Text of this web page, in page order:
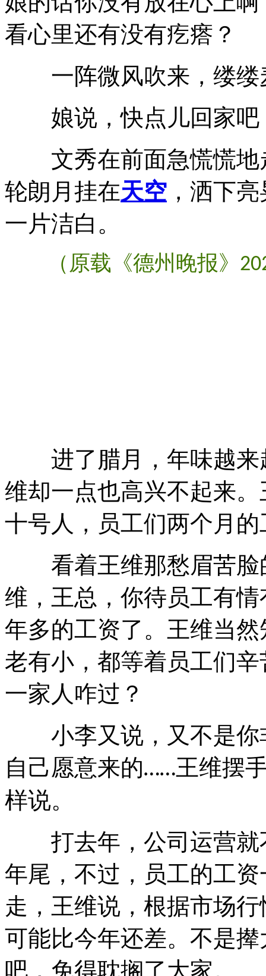
看心里还有没有疙瘩？
一阵微风吹来，缕缕
娘说，快点儿回家吧
文秀在前面急慌慌地
轮朗月挂在天空 ，洒下
一片洁白。
（原载《德州晚报》
进了腊月，年味越来
维却一点也高兴不起来
十号人，员工们两个月
看着王维那愁眉苦脸
维，王总，你待员工有
年多的工资了。王维当
老有小，都等着员工们
一家人咋过？
小李又说，又不是你
自己愿意来的……王维摆
样说。
打去年，公司运营就
年尾，不过，员工的工
走，王维说，根据市场
可能比今年还差。不是
吧，免得耽搁了大家。